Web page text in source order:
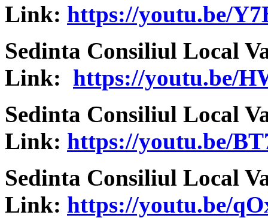
Link: https://youtu.be/
Sedinta Consiliul Local
Link: https://youtu.be/
Sedinta Consiliul Local
Link: https://youtu.be/
Sedinta Consiliul Local
Link: https://youtu.be/